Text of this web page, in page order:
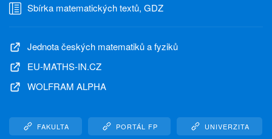
Sbírka matematických textů, GDZ
Jednota českých matematiků a fyziků
EU-MATHS-IN.CZ
WOLFRAM ALPHA
FAKULTA PORTÁL FP UNIVERZITA